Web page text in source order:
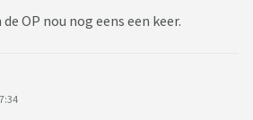
OP nou nog eens een keer.